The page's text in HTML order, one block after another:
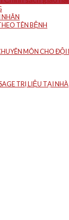
NHÂN
TÊN BỆNH
MÔN CHO ĐỘI
TRỊ LIỆU TẠI NHÀ